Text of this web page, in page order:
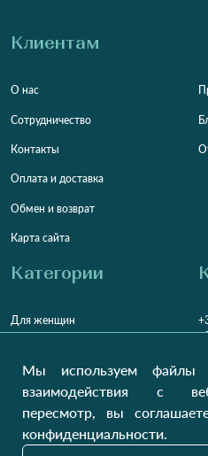
Клиентам
О нас
Сотрудничество
Контакты
Оплата и доставка
Обмен и возврат
Карта сайта
Категории
Для женщин
Для детей
Домашний текстиль
Мы используем файлы
взаимодействия с
пересмотр, вы
конфиденциальности.